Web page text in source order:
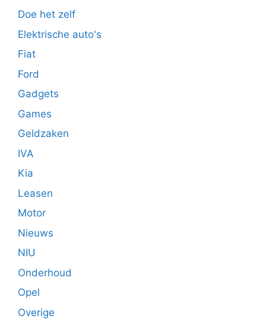
Doe het zelf
Elektrische auto's
Fiat
Ford
Gadgets
Games
Geldzaken
IVA
Kia
Leasen
Motor
Nieuws
NIU
Onderhoud
Opel
Overige